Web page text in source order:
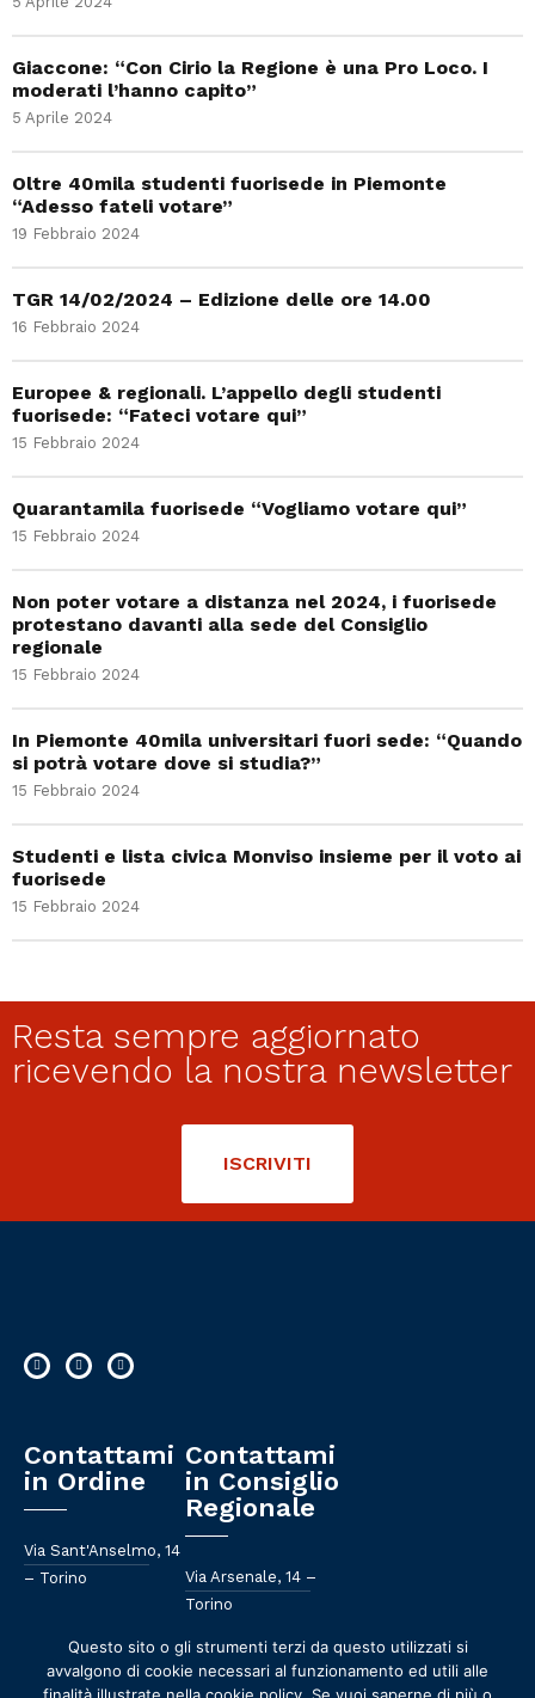
Giaccone: “Con Cirio la Regione è una Pro Loco. I
moderati l’hanno capito”
5 Aprile 2024
Oltre 40mila studenti fuorisede in Piemonte
“Adesso fateli votare”
19 Febbraio 2024
TGR 14/02/2024 – Edizione delle ore 14.00
16 Febbraio 2024
Europee & regionali. L’appello degli studenti
fuorisede: “Fateci votare qui”
15 Febbraio 2024
Quarantamila fuorisede “Vogliamo votare qui”
15 Febbraio 2024
Non poter votare a distanza nel 2024, i fuorisede
protestano davanti alla sede del Consiglio
regionale
15 Febbraio 2024
In Piemonte 40mila universitari fuori sede: “Quando
si potrà votare dove si studia?”
15 Febbraio 2024
Studenti e lista civica Monviso insieme per il voto ai
fuorisede
15 Febbraio 2024
Resta sempre aggiornato
ricevendo la nostra newsletter
ISCRIVITI
Contattami
in Ordine
Via Sant'Anselmo, 14
– Torino
segreteria@ordinefarmacisti.torino.it
Contattami
in Consiglio
Regionale
Via Arsenale, 14 –
Torino
011 57 57 081
Questo sito o gli strumenti terzi da questo utilizzati si
avvalgono di cookie necessari al funzionamento ed utili alle